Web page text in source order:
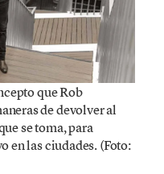
que Rob
de devolver al
se toma, para
en las ciudades. (Foto: